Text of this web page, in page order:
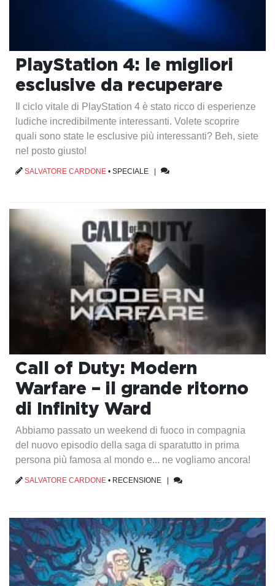
PlayStation 4: le migliori
esclusive da recuperare
Il ciclo vitale di PlayStation 4 è stato ricco di esperienze
ludiche incredibilmente interessanti. Volete scoprire
quali sono state le esclusive più interessanti? Beh, siete
nel posto giusto!
SALVATORE CARDONE • SPECIALE |
Call of Duty: Modern
Warfare – il grande ritorno
di Infinity Ward
Abbiamo passato un weekend di fuoco in compagnia
del nuovo episodio della saga di sparatutto in prima
persona più famosa al mondo e... ne vogliamo ancora!
SALVATORE CARDONE • RECENSIONE